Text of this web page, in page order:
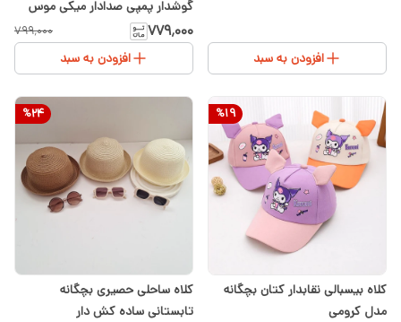
افزودن به سبد
گوشدار پمپی صدادار میکی موس
سفید مشکی قرمز وارداتی فری سایز
۲ تا ۷سال
۷۷۹٬۰۰۰ ۷۹۹٬۰۰۰
افزودن به سبد
%19
کلاه بیسبالی نقابدار کتان بچگانه
مدل کرومی
%24
کلاه ساحلی حصیری بچگانه
تابستانی ساده کش دار